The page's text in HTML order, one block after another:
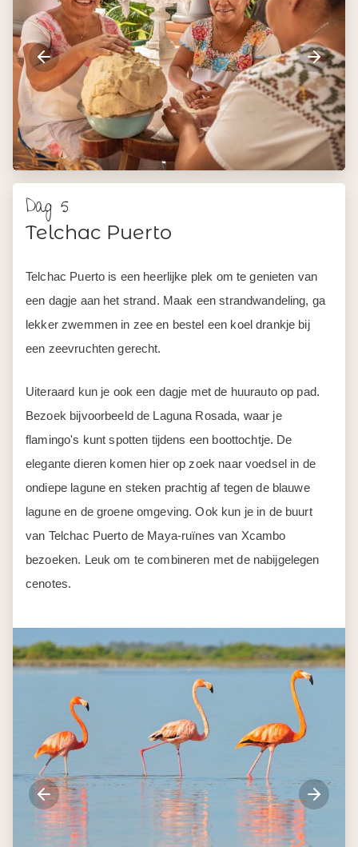
Dag 5
Telchac Puerto
Telchac Puerto is een heerlijke plek om te genieten van
een dagje aan het strand. Maak een strandwandeling, ga
lekker zwemmen in zee en bestel een koel drankje bij
een zeevruchten gerecht.
Uiteraard kun je ook een dagje met de huurauto op pad.
Bezoek bijvoorbeeld de Laguna Rosada, waar je
flamingo's kunt spotten tijdens een boottochtje. De
elegante dieren komen hier op zoek naar voedsel in de
ondiepe lagune en steken prachtig af tegen de blauwe
lagune en de groene omgeving. Ook kun je in de buurt
van Telchac Puerto de Maya-ruïnes van Xcambo
bezoeken. Leuk om te combineren met de nabijgelegen
cenotes.